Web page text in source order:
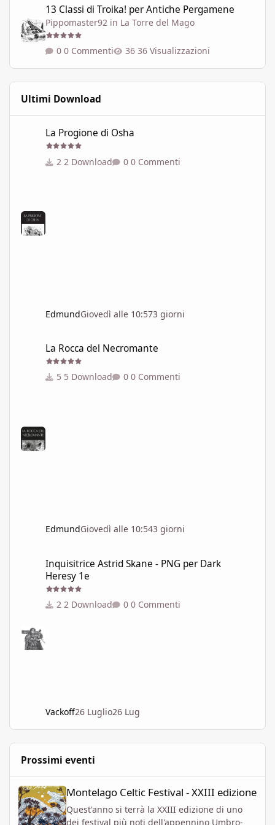
13 Classi di Troika! per Antiche Pergamene
Pippomaster92 in La Torre del Mago
0 Commenti 36 Visualizzazioni
Ultimi Download
La Progione di Osha
2 Download 0 Commenti
EdmundGiovedì alle 10:573 giorni
La Rocca del Necromante
5 Download 0 Commenti
EdmundGiovedì alle 10:543 giorni
Inquisitrice Astrid Skane - PNG per Dark
Heresy 1e
2 Download 0 Commenti
Vackoff26 Luglio26 Lug
Prossimi eventi
Montelago Celtic Festival - XXIII edizione
Montelago Celtic Festival - XXIII edizione
Quest'anno si terrà la XXIII edizione di uno
dei festival più noti dell'appennino Umbro-